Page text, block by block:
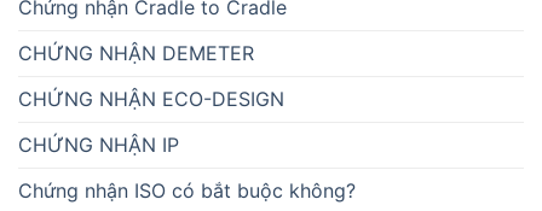
Chứng nhận Cradle to Cradle
CHỨNG NHẬN DEMETER
CHỨNG NHẬN ECO-DESIGN
CHỨNG NHẬN IP
Chứng nhận ISO có bắt buộc không?